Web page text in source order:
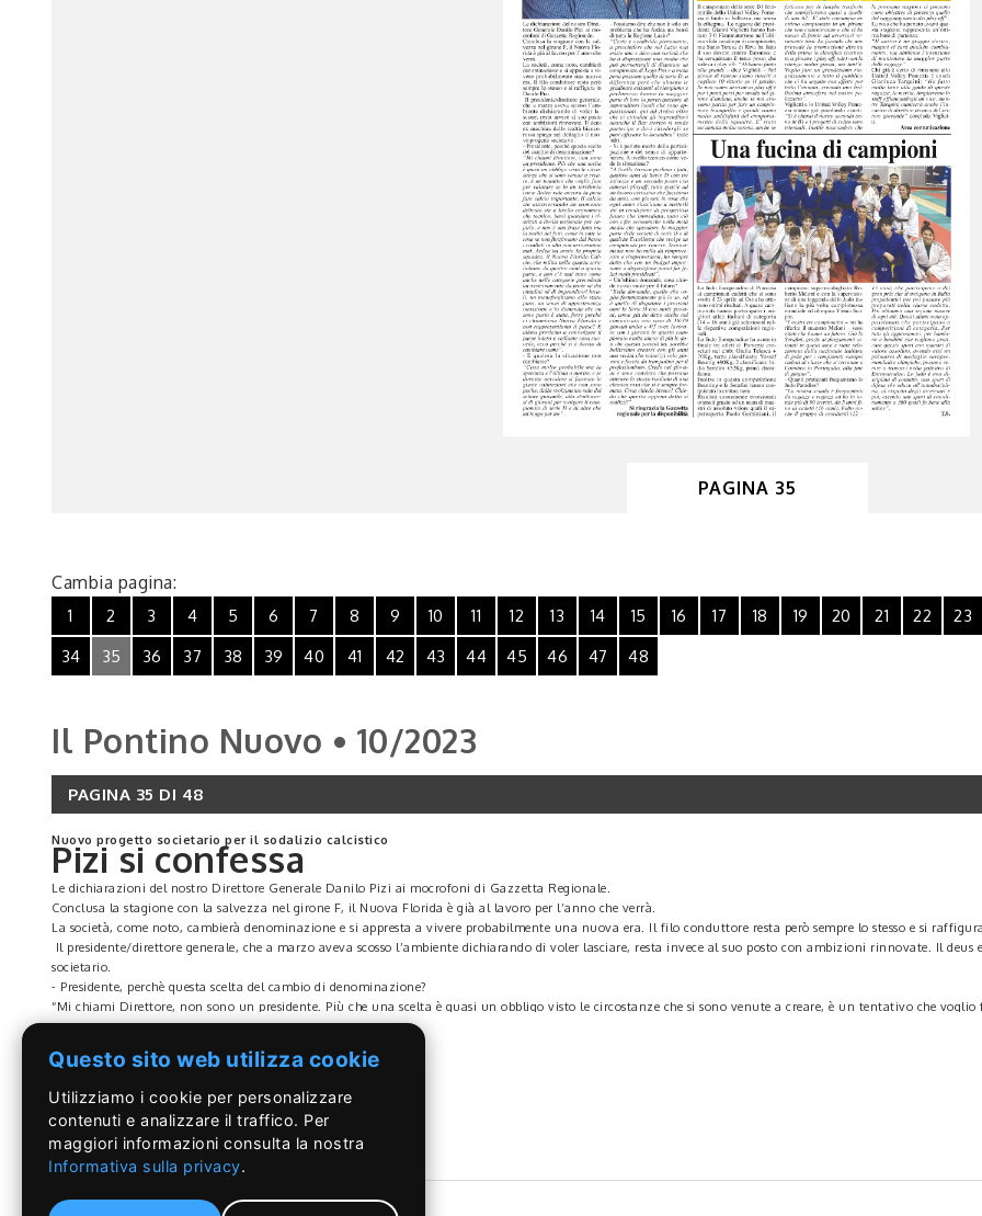
PAGINA 35
Cambia pagina:
1 2 3 4 5 6 7 8 9 10 11 12 13 14 15 16 17 18 19 20 21 22 23
34
35 36 37 38 39 40 41 42 43 44 45 46 47 48
Il Pontino Nuovo • 10/2023
PAGINA 35 DI 48
Nuovo progetto societario per il sodalizio calcistico
Pizi si confessa
Le dichiarazioni del nostro Direttore Generale Danilo Pizi ai mocrofoni di Gazzetta Regionale.
Conclusa la stagione con la salvezza nel girone F, il Nuova Florida è già al lavoro per l’anno che verrà.
La società, come noto, cambierà denominazione e si appresta a vivere probabilmente una nuova era. Il filo conduttore resta però sempre lo stesso e si
Il presidente/direttore generale, che a marzo aveva scosso l’ambiente dichiarando di voler lasciare, resta invece al suo posto con ambizioni rinnovate. Il
societario.
- Presidente, perchè questa scelta del cambio di denominazione?
“Mi chiami Direttore, non sono un presidente. Più che una scelta è quasi un obbligo visto le circostanze che si sono venute a creare, è un tentativo che
calcio importante. Il calcio sta attraversando un momento delicato sia a livello economico che tecnico, basti guardare i risultati a livello nazionale per
categorie precedenti un avvicinamento da parte né dei cittadini né di imprenditori locali, un menefreghismo allo stato puro, un senso di appartenenza
- E qualora la situazione non cambiasse?
“Cosa molto probabile ma la speranza è l’ultima a morire, e se dovesse accadere si faranno le giuste valutazioni che non sono poche, dallo svolgimento
di serie D e di altre che mi tengo per me”.
- Possiamo dire che non è solo un problema che ha Ardea ma bensì di tutta la Regione Lazio?
“Certo e condivido pienamente, a prescindere che nel Lazio non esiste una e dico una società che ha a disposizione uno stadio che può permettergli di
differenza però che almeno le gradinate esistenti si riempiono e perlomeno hanno la maggior parte di loro la partecipazione di imprenditori locali che sono
Questo sito web utilizza cookie
Utilizziamo i cookie per personalizzare
contenuti e analizzare il traffico. Per
maggiori informazioni consulta la nostra
Informativa sulla privacy.